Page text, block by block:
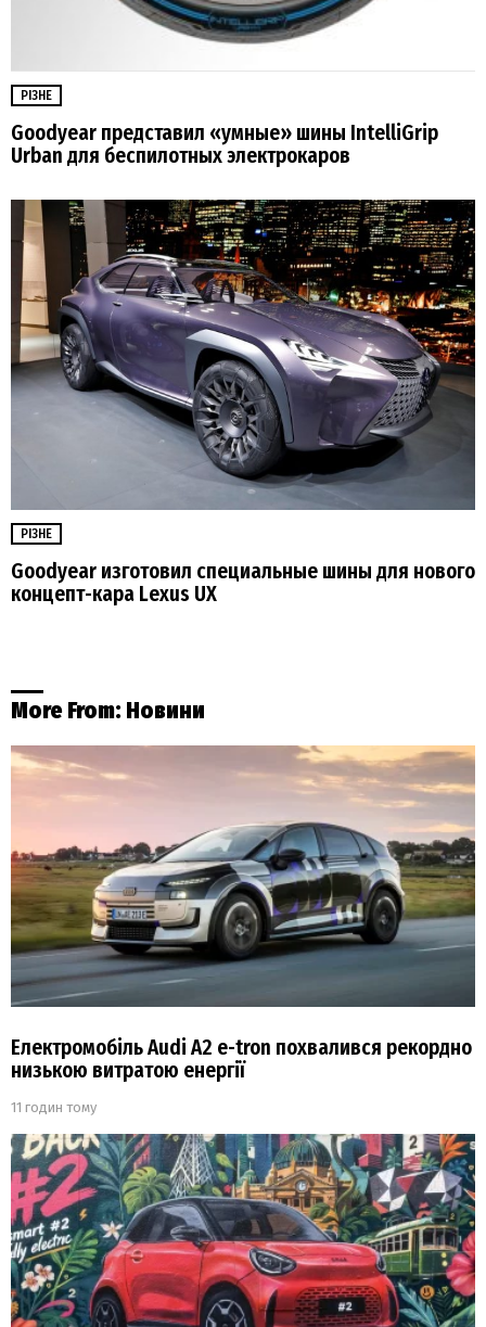
РІЗНЕ
Goodyear представил «умные» шины IntelliGrip
Urban для беспилотных электрокаров
РІЗНЕ
Goodyear изготовил специальные шины для нового
концепт-кара Lexus UX
More From: Новини
Електромобіль Audi A2 e-tron похвалився рекордно
низькою витратою енергії
11 годин тому